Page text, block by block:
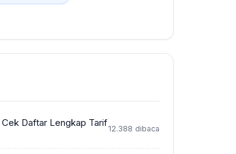
Daftar Lengkap Tarif
12.388 dibaca